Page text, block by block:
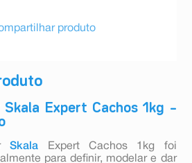
Expert Cachos 1kg –
Skala Expert Cachos 1kg foi
para definir, modelar e dar
produto